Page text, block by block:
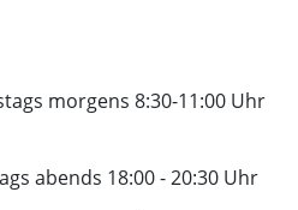
morgens 8:30-11:00 Uhr
abends 18:00 - 20:30 Uhr